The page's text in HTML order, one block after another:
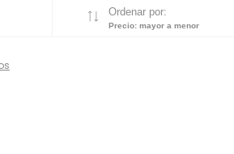
Ordenar por:
Precio: mayor a menor